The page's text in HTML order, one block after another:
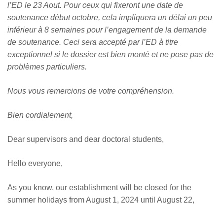
l’ED le 23 Aout. Pour ceux qui fixeront une date de
soutenance début octobre, cela impliquera un délai un peu
inférieur à 8 semaines pour l’engagement de la demande
de soutenance. Ceci sera accepté par l’ED à titre
exceptionnel si le dossier est bien monté et ne pose pas de
problèmes particuliers.
Nous vous remercions de votre compréhension.
Bien cordialement,
Dear supervisors and dear doctoral students,
Hello everyone,
As you know, our establishment will be closed for the
summer holidays from August 1, 2024 until August 22,